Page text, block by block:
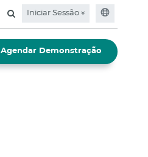
Iniciar Sessão
Agendar Demonstração